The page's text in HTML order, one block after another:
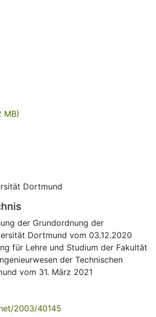
MB)
Dortmund
der Grundordnung der
Dortmund vom 03.12.2020
für Lehre und Studium der Fakultät
der Technischen
vom 31. März 2021
2003/40145